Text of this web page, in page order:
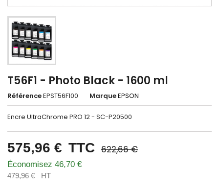
T56F1 - Photo Black - 1600 ml
RéférenceEPST56F100 MarqueEPSON
Encre UltraChrome PRO 12 - SC-P20500
575,96 € TTC 622,66 €
Économisez 46,70 €
479,96 € HT